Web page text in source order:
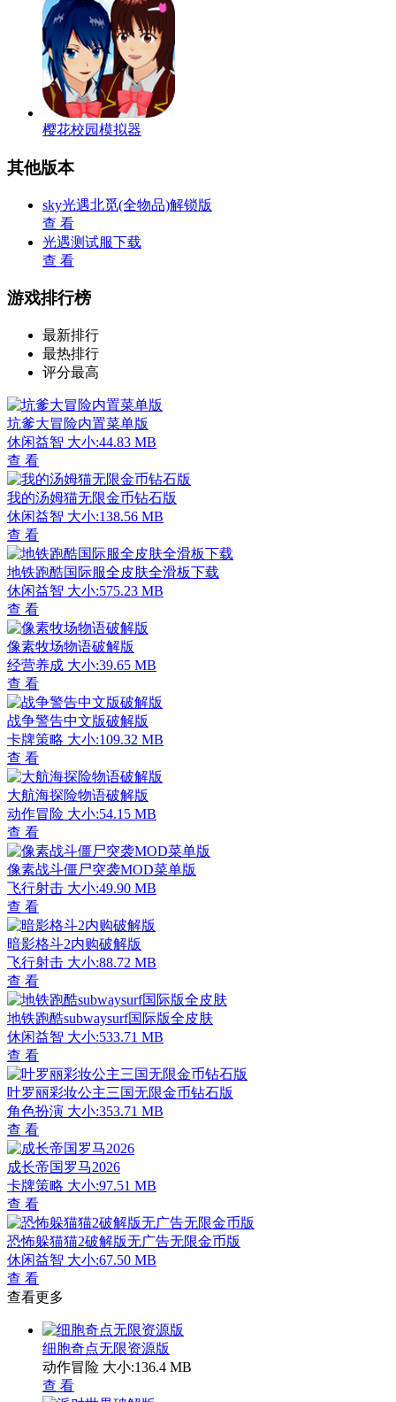
樱花校园模拟器
其他版本
sky光遇北觅(全物品)解锁版
查 看
光遇测试服下载
查 看
游戏排行榜
最新排行
最热排行
评分最高
坑爹大冒险内置菜单版
休闲益智 大小:44.83 MB
查 看
我的汤姆猫无限金币钻石版
休闲益智 大小:138.56 MB
查 看
地铁跑酷国际服全皮肤全滑板下载
休闲益智 大小:575.23 MB
查 看
像素牧场物语破解版
经营养成 大小:39.65 MB
查 看
战争警告中文版破解版
卡牌策略 大小:109.32 MB
查 看
大航海探险物语破解版
动作冒险 大小:54.15 MB
查 看
像素战斗僵尸突袭MOD菜单版
飞行射击 大小:49.90 MB
查 看
暗影格斗2内购破解版
飞行射击 大小:88.72 MB
查 看
地铁跑酷subwaysurf国际版全皮肤
休闲益智 大小:533.71 MB
查 看
叶罗丽彩妆公主三国无限金币钻石版
角色扮演 大小:353.71 MB
查 看
成长帝国罗马2026
卡牌策略 大小:97.51 MB
查 看
恐怖躲猫猫2破解版无广告无限金币版
休闲益智 大小:67.50 MB
查 看
查看更多
细胞奇点无限资源版
动作冒险 大小:136.4 MB
查 看